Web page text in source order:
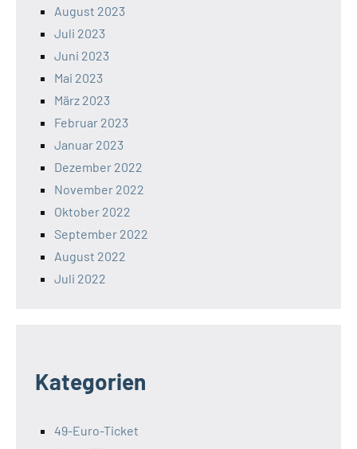
August 2023
Juli 2023
Juni 2023
Mai 2023
März 2023
Februar 2023
Januar 2023
Dezember 2022
November 2022
Oktober 2022
September 2022
August 2022
Juli 2022
Kategorien
49-Euro-Ticket